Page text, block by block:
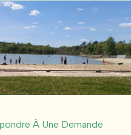
À Une Demande